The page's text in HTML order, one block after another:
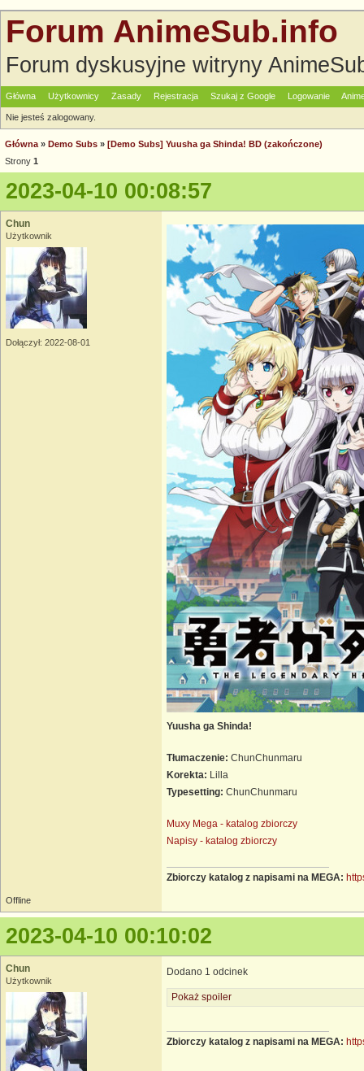
Forum AnimeSub.info
Forum dyskusyjne witryny
Główna Użytkownicy Zasady Rejestracja Szukaj z Google Logowanie
Nie jesteś zalogowany.
Główna » Demo Subs » [Demo Subs] Yuusha ga Shinda! BD (zakończone)
Strony 1
2023-04-10 00:08:57
Chun
Użytkownik
Dołączył: 2022-08-01
Yuusha ga Shinda!
Tłumaczenie: ChunChunmaru
Korekta: Lilla
Typesetting: ChunChunmaru
Muxy Mega - katalog zbiorczy
Napisy - katalog zbiorczy
Zbiorczy katalog z napisami na MEGA:
Offline
2023-04-10 00:10:02
Chun
Użytkownik
Dodano 1 odcinek
Pokaż spoiler
Zbiorczy katalog z napisami na MEGA: